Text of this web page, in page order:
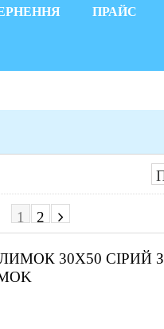
ПРАЙС
1 2
30Х50 СІРИЙ З